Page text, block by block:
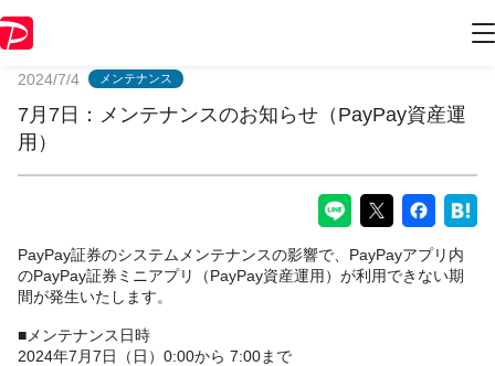
2024/7/4 メンテナンス
7月7日：メンテナンスのお知らせ（PayPay資産運
用）
PayPay証券のシステムメンテナンスの影響で、PayPayアプリ内
のPayPay証券ミニアプリ（PayPay資産運用）が利用できない期
間が発生いたします。
■メンテナンス日時
2024年7月7日（日）0:00から 7:00まで